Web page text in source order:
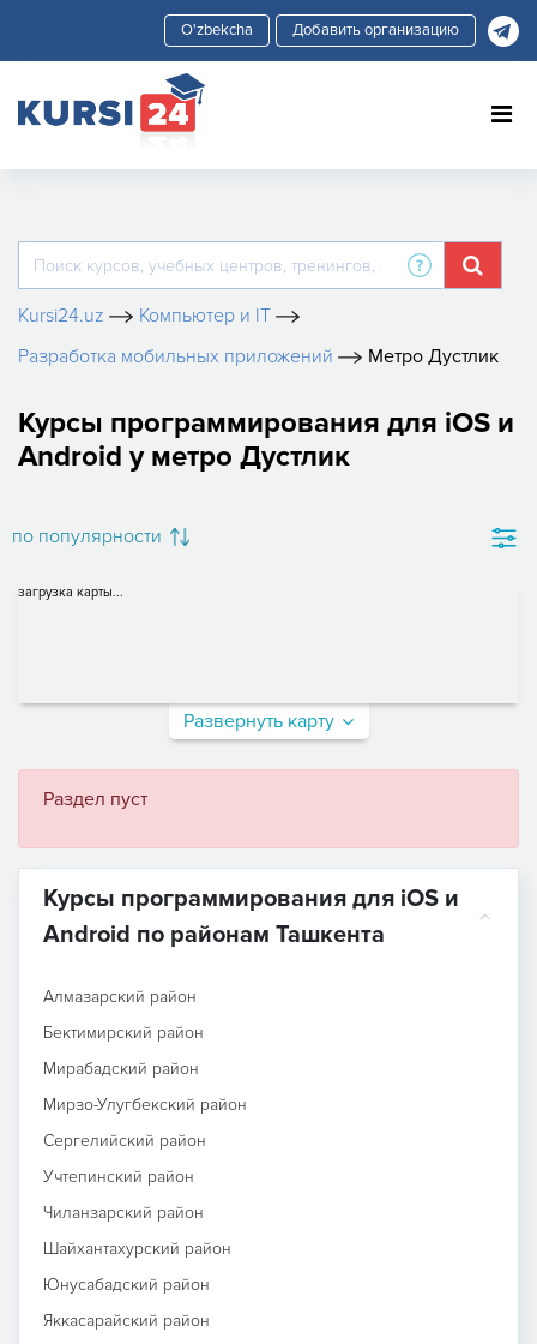
Добавить организацию
Kursi24.uz
Компьютер и IT
Разработка мобильных приложений
Метро Дустлик
Курсы программирования для iOS и
Android у метро Дустлик
по популярности
загрузка карты...
Развернуть карту
Раздел пуст
Курсы программирования для iOS и
Android по районам Ташкента
Алмазарский район
Бектимирский район
Мирабадский район
Мирзо-Улугбекский район
Сергелийский район
Учтепинский район
Чиланзарский район
Шайхантахурский район
Юнусабадский район
Яккасарайский район